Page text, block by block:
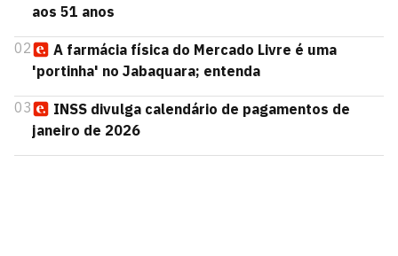
aos 51 anos
02
A farmácia física do Mercado Livre é uma
'portinha' no Jabaquara; entenda
03
INSS divulga calendário de pagamentos de
janeiro de 2026